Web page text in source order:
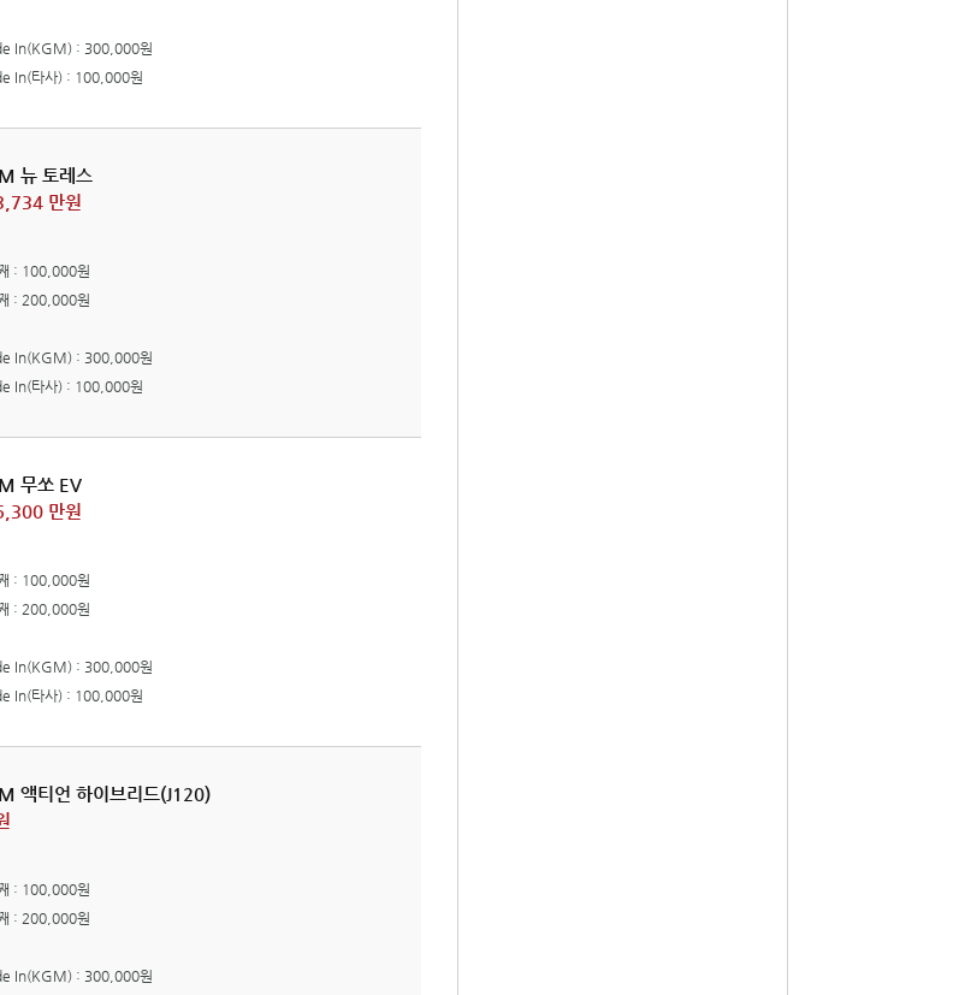
In(KGM) : 300,000원
In(타사) : 100,000원
뉴 토레스
만원
: 100,000원
: 200,000원
In(KGM) : 300,000원
In(타사) : 100,000원
무쏘 EV
만원
: 100,000원
: 200,000원
In(KGM) : 300,000원
In(타사) : 100,000원
액티언 하이브리드(J120)
: 100,000원
: 200,000원
In(KGM) : 300,000원